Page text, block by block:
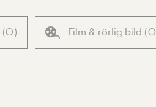
(0) Film & rörlig bild (0